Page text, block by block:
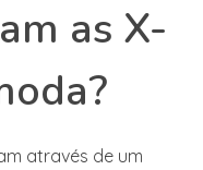
as X-
através de um